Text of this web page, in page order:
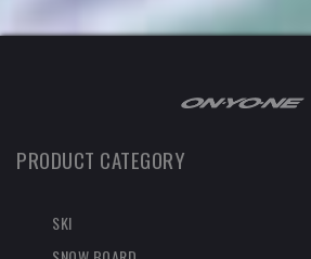
PRODUCT CATEGORY
SKI